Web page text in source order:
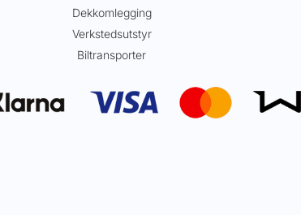
Dekkomlegging
Verkstedsutstyr
Biltransporter